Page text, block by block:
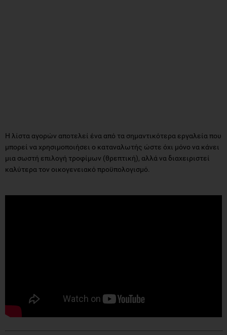
Η λίστα αγορών αποτελεί ένα από τα σημαντικότερα εργαλεία που
μπορεί να χρησιμοποιήσει ο καταναλωτής ώστε όχι μόνο να κάνει
μια σωστή επιλογή τροφίμων (θρεπτική), αλλά να διαχειριστεί
καλύτερα τον οικογενειακό προϋπολογισμό.